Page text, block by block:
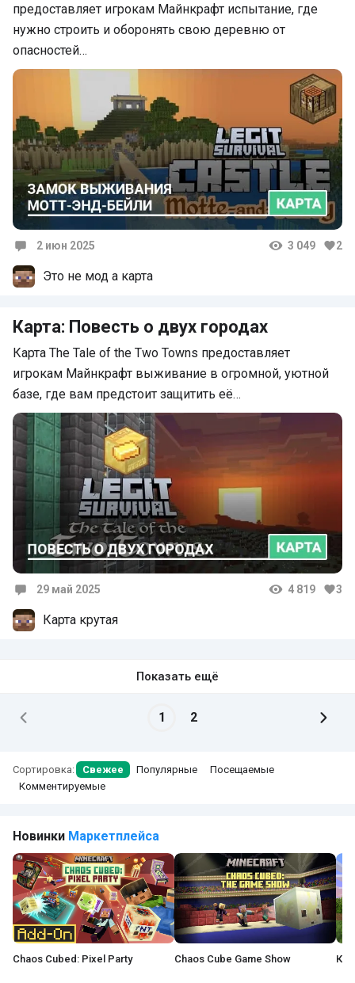
предоставляет игрокам Майнкрафт испытание, где
нужно строить и оборонять свою деревню от
опасностей…
2 июн 2025 3 049 2
Это не мод а карта
Карта: Повесть о двух городах
Карта The Tale of the Two Towns предоставляет
игрокам Майнкрафт выживание в огромной, уютной
базе, где вам предстоит защитить её…
29 май 2025 4 819 3
Карта крутая
Показать ещё
1 2
Сортировка: Свежее Популярные
Посещаемые
Комментируемые
Новинки Маркетплейса
Chaos Cubed: Pixel Party Chaos Cube Game Show